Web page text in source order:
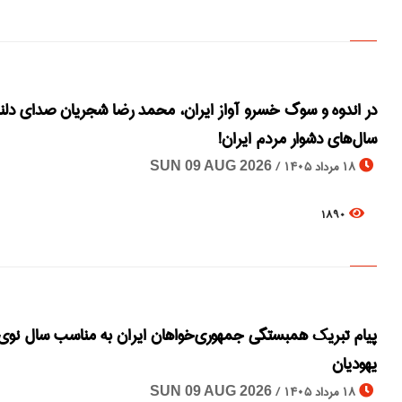
در اندوه و سوگ خسرو آواز ایران، محمد رضا شجریان صدای
سال‌های دشوار مردم ایران!
18 مرداد 1405 / SUN 09 AUG 2026
1890
پیام تبریک همبستگی جمهوری‌خواهان ایران به مناسب سال
یهودیان
18 مرداد 1405 / SUN 09 AUG 2026